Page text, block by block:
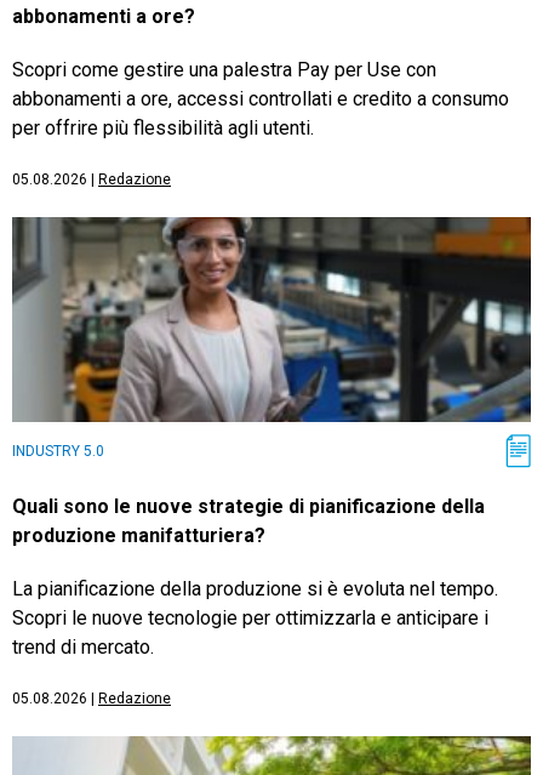
abbonamenti a ore?
Scopri come gestire una palestra Pay per Use con
abbonamenti a ore, accessi controllati e credito a consumo
per offrire più flessibilità agli utenti.
05.08.2026 Redazione
INDUSTRY 5.0
Quali sono le nuove strategie di pianificazione della
produzione manifatturiera?
La pianificazione della produzione si è evoluta nel tempo.
Scopri le nuove tecnologie per ottimizzarla e anticipare i
trend di mercato.
05.08.2026 Redazione